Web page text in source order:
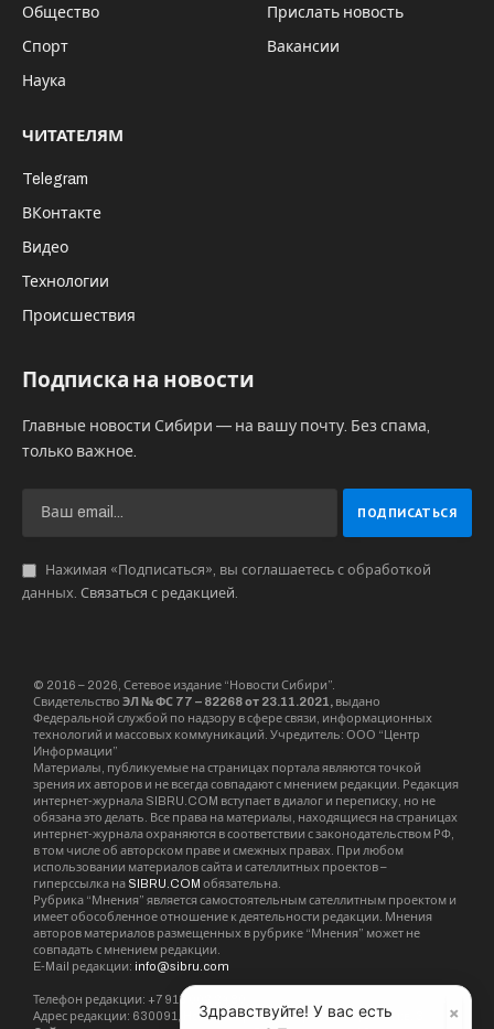
Общество
Спорт
Наука
Прислать новость
Вакансии
ЧИТАТЕЛЯМ
Telegram
ВКонтакте
Видео
Технологии
Происшествия
Подписка на новости
Главные новости Сибири — на вашу почту. Без спама,
только важное.
Нажимая «Подписаться», вы соглашаетесь с обработкой
данных. Связаться с редакцией
© 2016 – 2026, Сетевое издание “Новости Сибири”.
Свидетельство ЭЛ № ФС 77 – 82268 от 23.11.2021, выдано
Федеральной службой по надзору в сфере связи, информационных
технологий и массовых коммуникаций. Учредитель: ООО “Центр
Информации”
Материалы, публикуемые на страницах портала являются точкой
зрения их авторов и не всегда совпадают с мнением редакции. Редакция
интернет-журнала SIBRU.COM вступает в диалог и переписку, но не
обязана это делать. Все права на материалы, находящиеся на страницах
интернет-журнала охраняются в соответствии с законодательством РФ,
в том числе об авторском праве и смежных правах. При любом
использовании материалов сайта и сателлитных проектов –
гиперссылка на SIBRU.COM обязательна.
Рубрика “Мнения” является самостоятельным сателлитным проектом и
имеет обособленное отношение к деятельности редакции. Мнения
авторов материалов размещенных в рубрике “Мнения” может не
совпадать с мнением редакции.
E-Mail редакции: info@sibru.com
Телефон редакции: +7 913 002 24 80
Адрес редакции: 630091, Новосибирск, ул. Державина, дом 4, кв. 3
×
Здравствуйте! У вас есть